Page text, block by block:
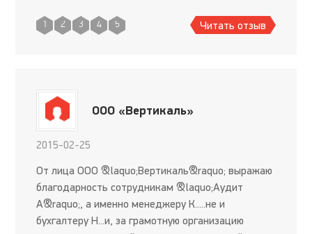
1 2 3 4 5 Читать отзыв
ООО «Вертикаль»
2015-02-25
От лица ООО &laquo;Вертикаль&raquo; выражаю
благодарность сотрудникам &laquo;Аудит
А&raquo;, а именно менеджеру К.....не и
бухгалтеру Н...и, за грамотную организацию